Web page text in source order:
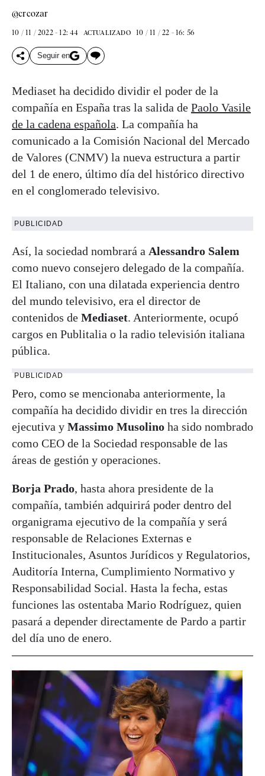
@crcozar
10 / 11 / 2022 - 12: 44 ACTUALIZADO 10 / 11 / 22 - 16: 56
Seguir en
Mediaset ha decidido dividir el poder de la
compañía en España tras la salida de Paolo Vasile
de la cadena española. La compañía ha
comunicado a la Comisión Nacional del Mercado
de Valores (CNMV) la nueva estructura a partir
del 1 de enero, último día del histórico directivo
en el conglomerado televisivo.
PUBLICIDAD
Así, la sociedad nombrará a Alessandro Salem
como nuevo consejero delegado de la compañía.
El Italiano, con una dilatada experiencia dentro
del mundo televisivo, era el director de
contenidos de Mediaset. Anteriormente, ocupó
cargos en Publitalia o la radio televisión italiana
pública.
PUBLICIDAD
Pero, como se mencionaba anteriormente, la
compañía ha decidido dividir en tres la dirección
ejecutiva y Massimo Musolino ha sido nombrado
como CEO de la Sociedad responsable de las
áreas de gestión y operaciones.
Borja Prado, hasta ahora presidente de la
compañía, también adquirirá poder dentro del
organigrama ejecutivo de la compañía y será
responsable de Relaciones Externas e
Institucionales, Asuntos Jurídicos y Regulatorios,
Auditoría Interna, Cumplimiento Normativo y
Responsabilidad Social. Hasta la fecha, estas
funciones las ostentaba Mario Rodríguez, quien
pasará a depender directamente de Pardo a partir
del día uno de enero.